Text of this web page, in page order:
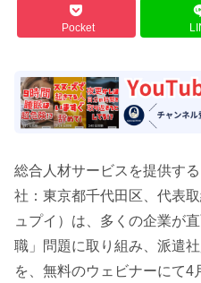
Pocket
総合人材サービスを提供す
社：東京都千代田区、代表
ュプイ）は、多くの企業が
職」問題に取り組み、派遣
を、無料のウェビナーにて